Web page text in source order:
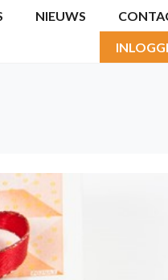
NIEUWS